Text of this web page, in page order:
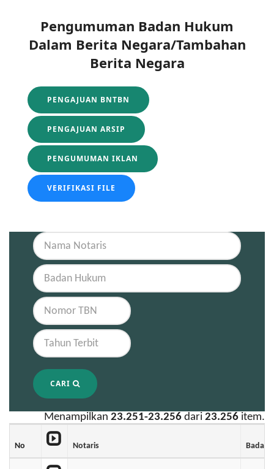
Pengumuman Badan Hukum
Dalam Berita Negara/Tambahan
Berita Negara
PENGAJUAN BNTBN
PENGAJUAN ARSIP
PENGUMUMAN IKLAN
VERIFIKASI FILE
CARI
Menampilkan 23.251-23.256 dari 23.256 item.
No Notaris Badan